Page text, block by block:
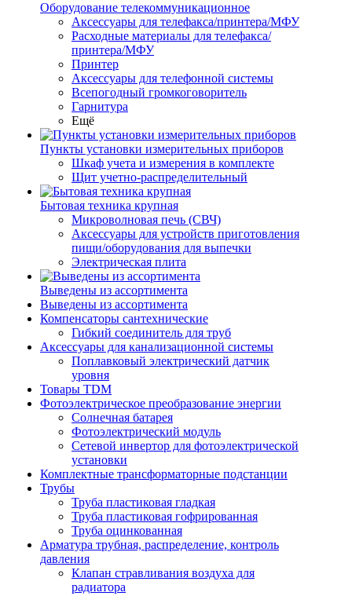
Оборудование телекоммуникационное
Аксессуары для телефакса/принтера/МФУ
Расходные материалы для телефакса/
принтера/МФУ
Принтер
Аксессуары для телефонной системы
Всепогодный громкоговоритель
Гарнитура
Ещё
Пункты установки измерительных приборов
Шкаф учета и измерения в комплекте
Щит учетно-распределительный
Бытовая техника крупная
Микроволновая печь (СВЧ)
Аксессуары для устройств приготовления
пищи/оборудования для выпечки
Электрическая плита
Выведены из ассортимента
Выведены из ассортимента
Компенсаторы сантехнические
Гибкий соединитель для труб
Аксессуары для канализационной системы
Поплавковый электрический датчик
уровня
Товары TDM
Фотоэлектрическое преобразование энергии
Солнечная батарея
Фотоэлектрический модуль
Сетевой инвертор для фотоэлектрической
установки
Комплектные трансформаторные подстанции
Трубы
Труба пластиковая гладкая
Труба пластиковая гофрированная
Труба оцинкованная
Арматура трубная, распределение, контроль
давления
Клапан стравливания воздуха для
радиатора